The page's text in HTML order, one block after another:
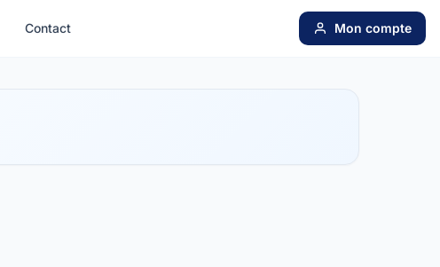
Contact Mon compte